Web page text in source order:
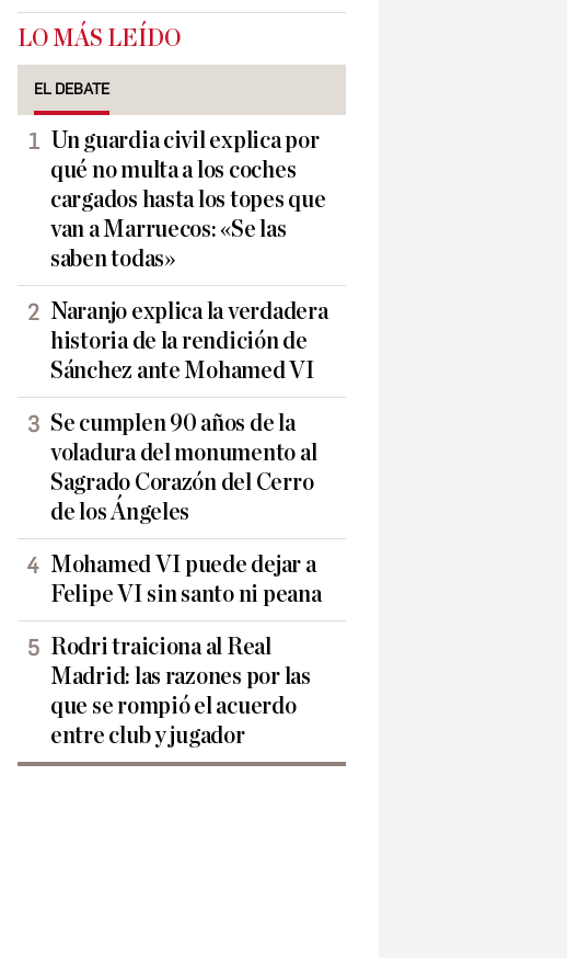
LO MÁS LEÍDO
EL DEBATE
Un guardia civil explica por
qué no multa a los coches
cargados hasta los topes que
van a Marruecos: «Se las
saben todas»
Naranjo explica la verdadera
historia de la rendición de
Sánchez ante Mohamed VI
Se cumplen 90 años de la
voladura del monumento al
Sagrado Corazón del Cerro
de los Ángeles
Mohamed VI puede dejar a
Felipe VI sin santo ni peana
Rodri traiciona al Real
Madrid: las razones por las
que se rompió el acuerdo
entre club y jugador